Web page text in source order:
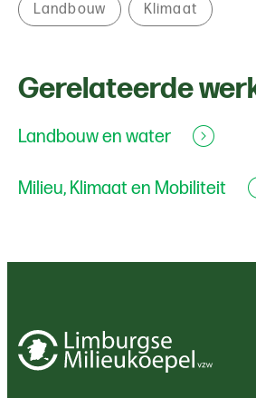
Landbouw Klimaat
Gerelateerde
Landbouw en water
Milieu, Klimaat en Mobiliteit